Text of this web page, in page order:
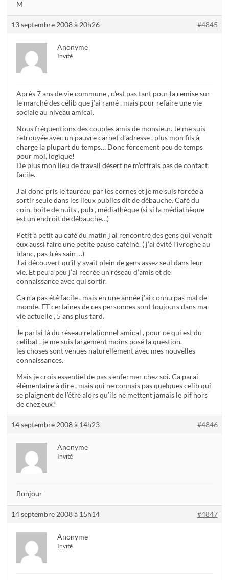
M
13 septembre 2008 à 20h26 #4845
Anonyme
Invité
Après 7 ans de vie commune , c’est pas tant pour la remise sur
le marché des célib que j’ai ramé , mais pour refaire une vie
sociale au niveau amical.
Nous fréquentions des couples amis de monsieur. Je me suis
retrouvée avec un pauvre carnet d’adresse , plus mon fils à
charge la plupart du temps… Donc forcement peu de temps
pour moi, logique!
De plus mon lieu de travail désert ne m’offrais pas de contact
facile.
J’ai donc pris le taureau par les cornes et je me suis forcée a
sortir seule dans les lieux publics dit de débauche. Café du
coin, boite de nuits , pub , médiathèque (si si la médiathèque
est un endroit de débauche…)
Petit à petit au café du matin j’ai rencontré des gens qui venait
eux aussi faire une petite pause caféiné. ( j’ai évité l’ivrogne au
blanc, pas très sain …)
J’ai découvert qu’il y avait plein de gens assez seul dans leur
vie. Et peu a peu j’ai recrée un réseau d’amis et de
connaissance avec qui sortir.
Ca n’a pas été facile , mais en une année j’ai connu pas mal de
monde. ET certaines de ces personnes sont toujours dans ma
vie actuelle , 5 ans plus tard.
Je parlai là du réseau relationnel amical , pour ce qui est du
celibat , je me suis largement moins posé la question.
les choses sont venues naturellement avec mes nouvelles
connaissances.
Mais je crois essentiel de pas s’enfermer chez soi. Ca parai
élémentaire à dire , mais qui ne connais pas quelques celib qui
se plaignent de l’être alors qu’ils ne mettent jamais le pif hors
de chez eux?
14 septembre 2008 à 14h23 #4846
Anonyme
Invité
Bonjour
14 septembre 2008 à 15h14 #4847
Anonyme
Invité